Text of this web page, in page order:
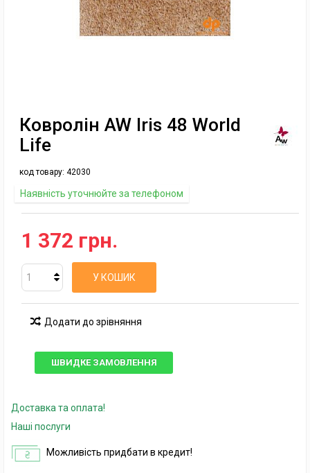
Ковролін AW Iris 48 World
Life
код товару: 42030
Наявність уточнюйте за телефоном
1 372 грн.
У КОШИК
Додати до зрівняння
ШВИДКЕ ЗАМОВЛЕННЯ
Доставка та оплата!
Наші послуги
Можливість придбати в кредит!